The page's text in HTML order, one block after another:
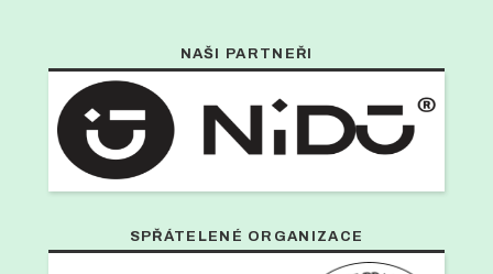
NAŠI PARTNEŘI
SPŘÁTELENÉ ORGANIZACE